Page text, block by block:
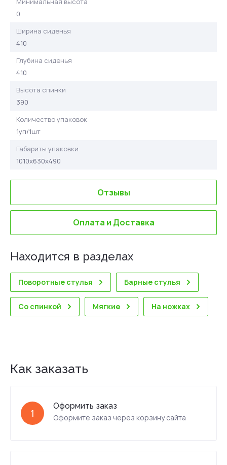
0
Ширина сиденья
410
Глубина сиденья
410
Высота спинки
390
Количество упаковок
1уп/1шт
Габариты упаковки
1010х630х490
Отзывы
Оплата и Доставка
Находится в разделах
Поворотные стулья Барные стулья
Со спинкой Мягкие На ножках
Как заказать
1
Оформить заказ
Оформите заказ через корзину сайта